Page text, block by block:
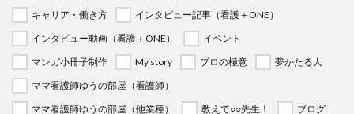
キャリア・働き方
インタビュー記事（看護＋ONE）
インタビュー動画（看護＋ONE）
イベント
マンガ小冊子制作
My story プロの極意
夢かたる人
ママ看護師ゆうの部屋（看護師）
ママ看護師ゆうの部屋（他業種）
教えて○○先生！ ブログ